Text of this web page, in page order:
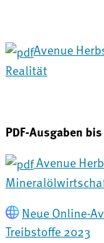
Avenue
Realität
PDF-Ausgaben
Avenue
Neue Online-
Treibstoffe 2023